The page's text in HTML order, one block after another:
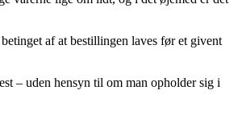
af at bestillingen laves før et givent
– uden hensyn til om man opholder sig i